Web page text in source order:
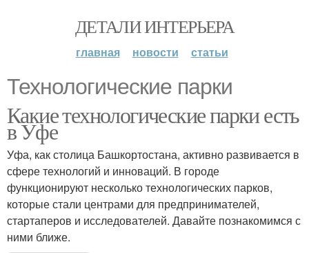
ДЕТАЛИ ИНТЕРЬЕРА
главная новости статьи
Технологические парки
Какие технологические парки есть
в Уфе
Уфа, как столица Башкортостана, активно развивается в
сфере технологий и инноваций. В городе
функционируют несколько технологических парков,
которые стали центрами для предпринимателей,
стартаперов и исследователей. Давайте познакомимся с
ними ближе.